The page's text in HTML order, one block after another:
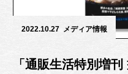
2022.10.27 メディア情報
「通販生活特別増